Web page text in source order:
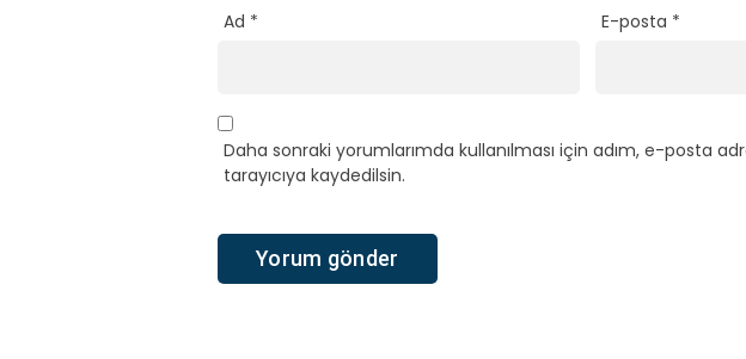
Ad * E-posta *
Daha sonraki yorumlarımda kullanılması için adım, e-posta
tarayıcıya kaydedilsin.